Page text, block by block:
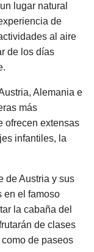
lugar natural
de
al aire
de los días
Alemania e
más
ofrecen extensas
infantiles, la
de Austria y sus
en el famoso
la cabaña del
de clases
de paseos